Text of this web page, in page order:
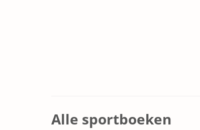
Alle sportboeken